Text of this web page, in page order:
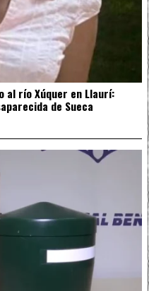
al río Xúquer en Llaurí:
de Sueca